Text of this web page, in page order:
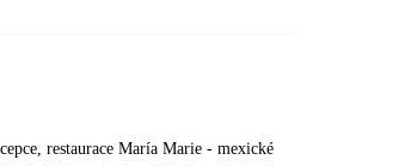
restaurace María Marie - mexické